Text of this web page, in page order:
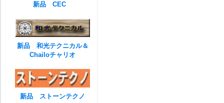
新品 CEC
新品 和光テクニカル＆
Chailoチャリオ
新品 ストーンテクノ